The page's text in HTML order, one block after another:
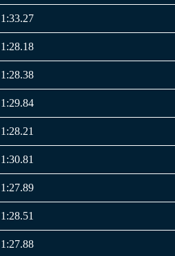
1:33.27
1:28.18
1:28.38
1:29.84
1:28.21
1:30.81
1:27.89
1:28.51
1:27.88